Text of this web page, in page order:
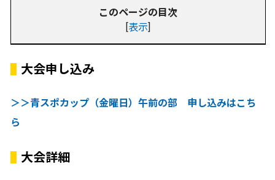
このページの目次
[表示]
大会申し込み
＞＞青スポカップ（金曜日）午前の部 申し込みはこち
ら
大会詳細